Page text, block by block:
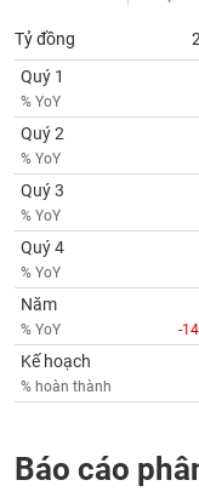
Tỷ đồng
Quý 1
% YoY
Quý 2
% YoY
Quý 3
% YoY
Quý 4
% YoY
Năm
% YoY -
Kế hoạch
% hoàn thành
Báo cáo